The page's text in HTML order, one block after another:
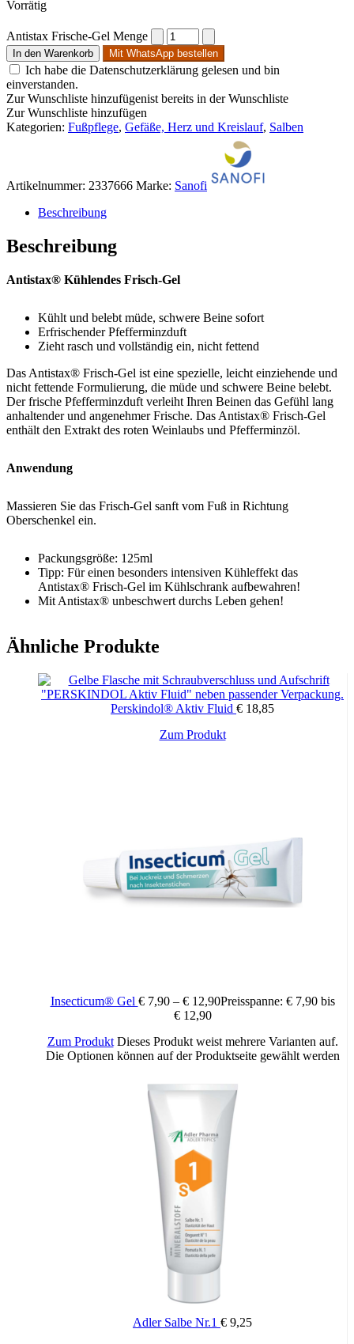
Vorrätig
Antistax Frische-Gel Menge
In den Warenkorb Mit WhatsApp bestellen
Ich habe die Datenschutzerklärung gelesen und bin
einverstanden.
Zur Wunschliste hinzufügenist bereits in der Wunschliste
Zur Wunschliste hinzufügen
Kategorien: Fußpflege, Gefäße, Herz und Kreislauf, Salben
Artikelnummer: 2337666 Marke: Sanofi
Beschreibung
Beschreibung
Antistax® Kühlendes Frisch-Gel
Kühlt und belebt müde, schwere Beine sofort
Erfrischender Pfefferminzduft
Zieht rasch und vollständig ein, nicht fettend
Das Antistax® Frisch-Gel ist eine spezielle, leicht einziehende und
nicht fettende Formulierung, die müde und schwere Beine belebt.
Der frische Pfefferminzduft verleiht Ihren Beinen das Gefühl lang
anhaltender und angenehmer Frische. Das Antistax® Frisch-Gel
enthält den Extrakt des roten Weinlaubs und Pfefferminzöl.
Anwendung
Massieren Sie das Frisch-Gel sanft vom Fuß in Richtung
Oberschenkel ein.
Packungsgröße: 125ml
Tipp: Für einen besonders intensiven Kühleffekt das
Antistax® Frisch-Gel im Kühlschrank aufbewahren!
Mit Antistax® unbeschwert durchs Leben gehen!
Ähnliche Produkte
Perskindol® Aktiv Fluid € 18,85
Zum Produkt
Insecticum® Gel €7,90 – €12,90Preisspanne: € 7,90 bis
€ 12,90
Zum Produkt Dieses Produkt weist mehrere Varianten auf.
Die Optionen können auf der Produktseite gewählt werden
Adler Salbe Nr.1 € 9,25